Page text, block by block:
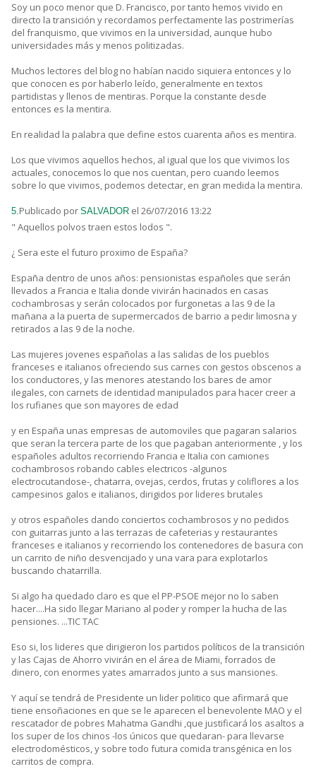
Soy un poco menor que D. Francisco, por tanto hemos vivido en
directo la transición y recordamos perfectamente las postrimerías
del franquismo, que vivimos en la universidad, aunque hubo
universidades más y menos politizadas.
Muchos lectores del blog no habían nacido siquiera entonces y lo
que conocen es por haberlo leído, generalmente en textos
partidistas y llenos de mentiras. Porque la constante desde
entonces es la mentira.
En realidad la palabra que define estos cuarenta años es mentira.
Los que vivimos aquellos hechos, al igual que los que vivimos los
actuales, conocemos lo que nos cuentan, pero cuando leemos
sobre lo que vivimos, podemos detectar, en gran medida la mentira.
5.Publicado por SALVADOR el 26/07/2016 13:22
" Aquellos polvos traen estos lodos ".
¿ Sera este el futuro proximo de España?
España dentro de unos años: pensionistas españoles que serán
llevados a Francia e Italia donde vivirán hacinados en casas
cochambrosas y serán colocados por furgonetas a las 9 de la
mañana a la puerta de supermercados de barrio a pedir limosna y
retirados a las 9 de la noche.
Las mujeres jovenes españolas a las salidas de los pueblos
franceses e italianos ofreciendo sus carnes con gestos obscenos a
los conductores, y las menores atestando los bares de amor
ilegales, con carnets de identidad manipulados para hacer creer a
los rufianes que son mayores de edad
y en España unas empresas de automoviles que pagaran salarios
que seran la tercera parte de los que pagaban anteriormente , y los
españoles adultos recorriendo Francia e Italia con camiones
cochambrosos robando cables electricos -algunos
electrocutandose-, chatarra, ovejas, cerdos, frutas y coliflores a los
campesinos galos e italianos, dirigidos por lideres brutales
y otros españoles dando conciertos cochambrosos y no pedidos
con guitarras junto a las terrazas de cafeterias y restaurantes
franceses e italianos y recorriendo los contenedores de basura con
un carrito de niño desvencijado y una vara para explotarlos
buscando chatarrilla.
Si algo ha quedado claro es que el PP-PSOE mejor no lo saben
hacer....Ha sido llegar Mariano al poder y romper la hucha de las
pensiones. ...TIC TAC
Eso si, los lideres que dirigieron los partidos políticos de la transición
y las Cajas de Ahorro vivirán en el área de Miami, forrados de
dinero, con enormes yates amarrados junto a sus mansiones.
Y aquí se tendrá de Presidente un lider politico que afirmará que
tiene ensoñaciones en que se le aparecen el benevolente MAO y el
rescatador de pobres Mahatma Gandhi ,que justificará los asaltos a
los super de los chinos -los únicos que quedaran- para llevarse
electrodomésticos, y sobre todo futura comida transgénica en los
carritos de compra.